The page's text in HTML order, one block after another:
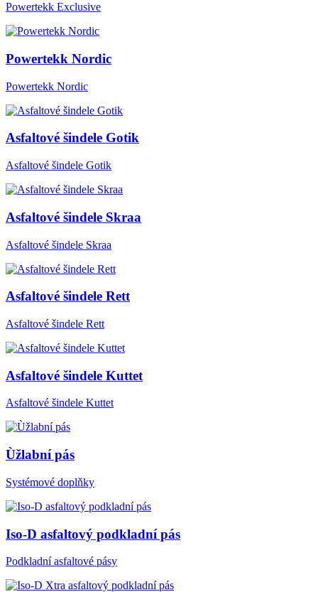
Powertekk Exclusive
Powertekk Nordic
Powertekk Nordic
Asfaltové šindele Gotik
Asfaltové šindele Gotik
Asfaltové šindele Skraa
Asfaltové šindele Skraa
Asfaltové šindele Rett
Asfaltové šindele Rett
Asfaltové šindele Kuttet
Asfaltové šindele Kuttet
Ùžlabní pás
Systémové doplňky
Iso-D asfaltový podkladní pás
Podkladní asfaltové pásy